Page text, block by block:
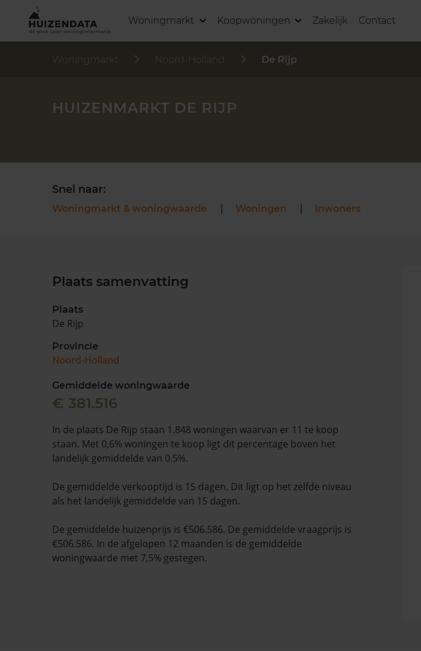
Woningmarkt Koopwoningen Zakelijk Contact
Woningmarkt Noord-Holland De Rijp
HUIZENMARKT DE RIJP
Snel naar:
Woningmarkt & woningwaarde Woningen Inwoners
Plaats samenvatting
Plaats
De Rijp
Provincie
Noord-Holland
Gemiddelde woningwaarde
€ 381.516
In de plaats De Rijp staan 1.848 woningen waarvan er 11 te koop
staan. Met 0,6% woningen te koop ligt dit percentage boven het
landelijk gemiddelde van 0.5%.
De gemiddelde verkooptijd is 15 dagen. Dit ligt op het zelfde niveau
als het landelijk gemiddelde van 15 dagen.
De gemiddelde huizenprijs is €506.586. De gemiddelde vraagprijs is
€506.586. In de afgelopen 12 maanden is de gemiddelde
woningwaarde met 7,5% gestegen.